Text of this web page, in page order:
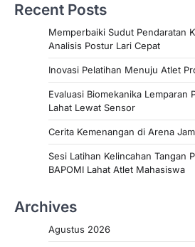
Recent Posts
Memperbaiki Sudut Pendaratan
Analisis Postur Lari Cepat
Inovasi Pelatihan Menuju Atlet
Evaluasi Biomekanika Lemparan
Lahat Lewat Sensor
Cerita Kemenangan di Arena
Sesi Latihan Kelincahan Tangan
BAPOMI Lahat Atlet Mahasiswa
Archives
Agustus 2026